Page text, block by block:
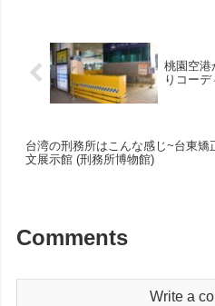
桃園空港
りコー
台湾の刑務所はこんな感じ~台東矯
文展示館 (刑務所博物館)
Comments
Write a